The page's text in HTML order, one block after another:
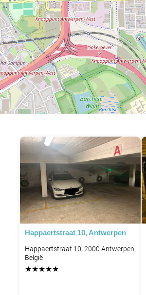
Happaertstraat 10, Antwerpen
Happaertstraat 10, 2000 Antwerpen,
België
★★★★★